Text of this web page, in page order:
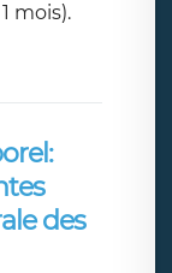
mois).
des